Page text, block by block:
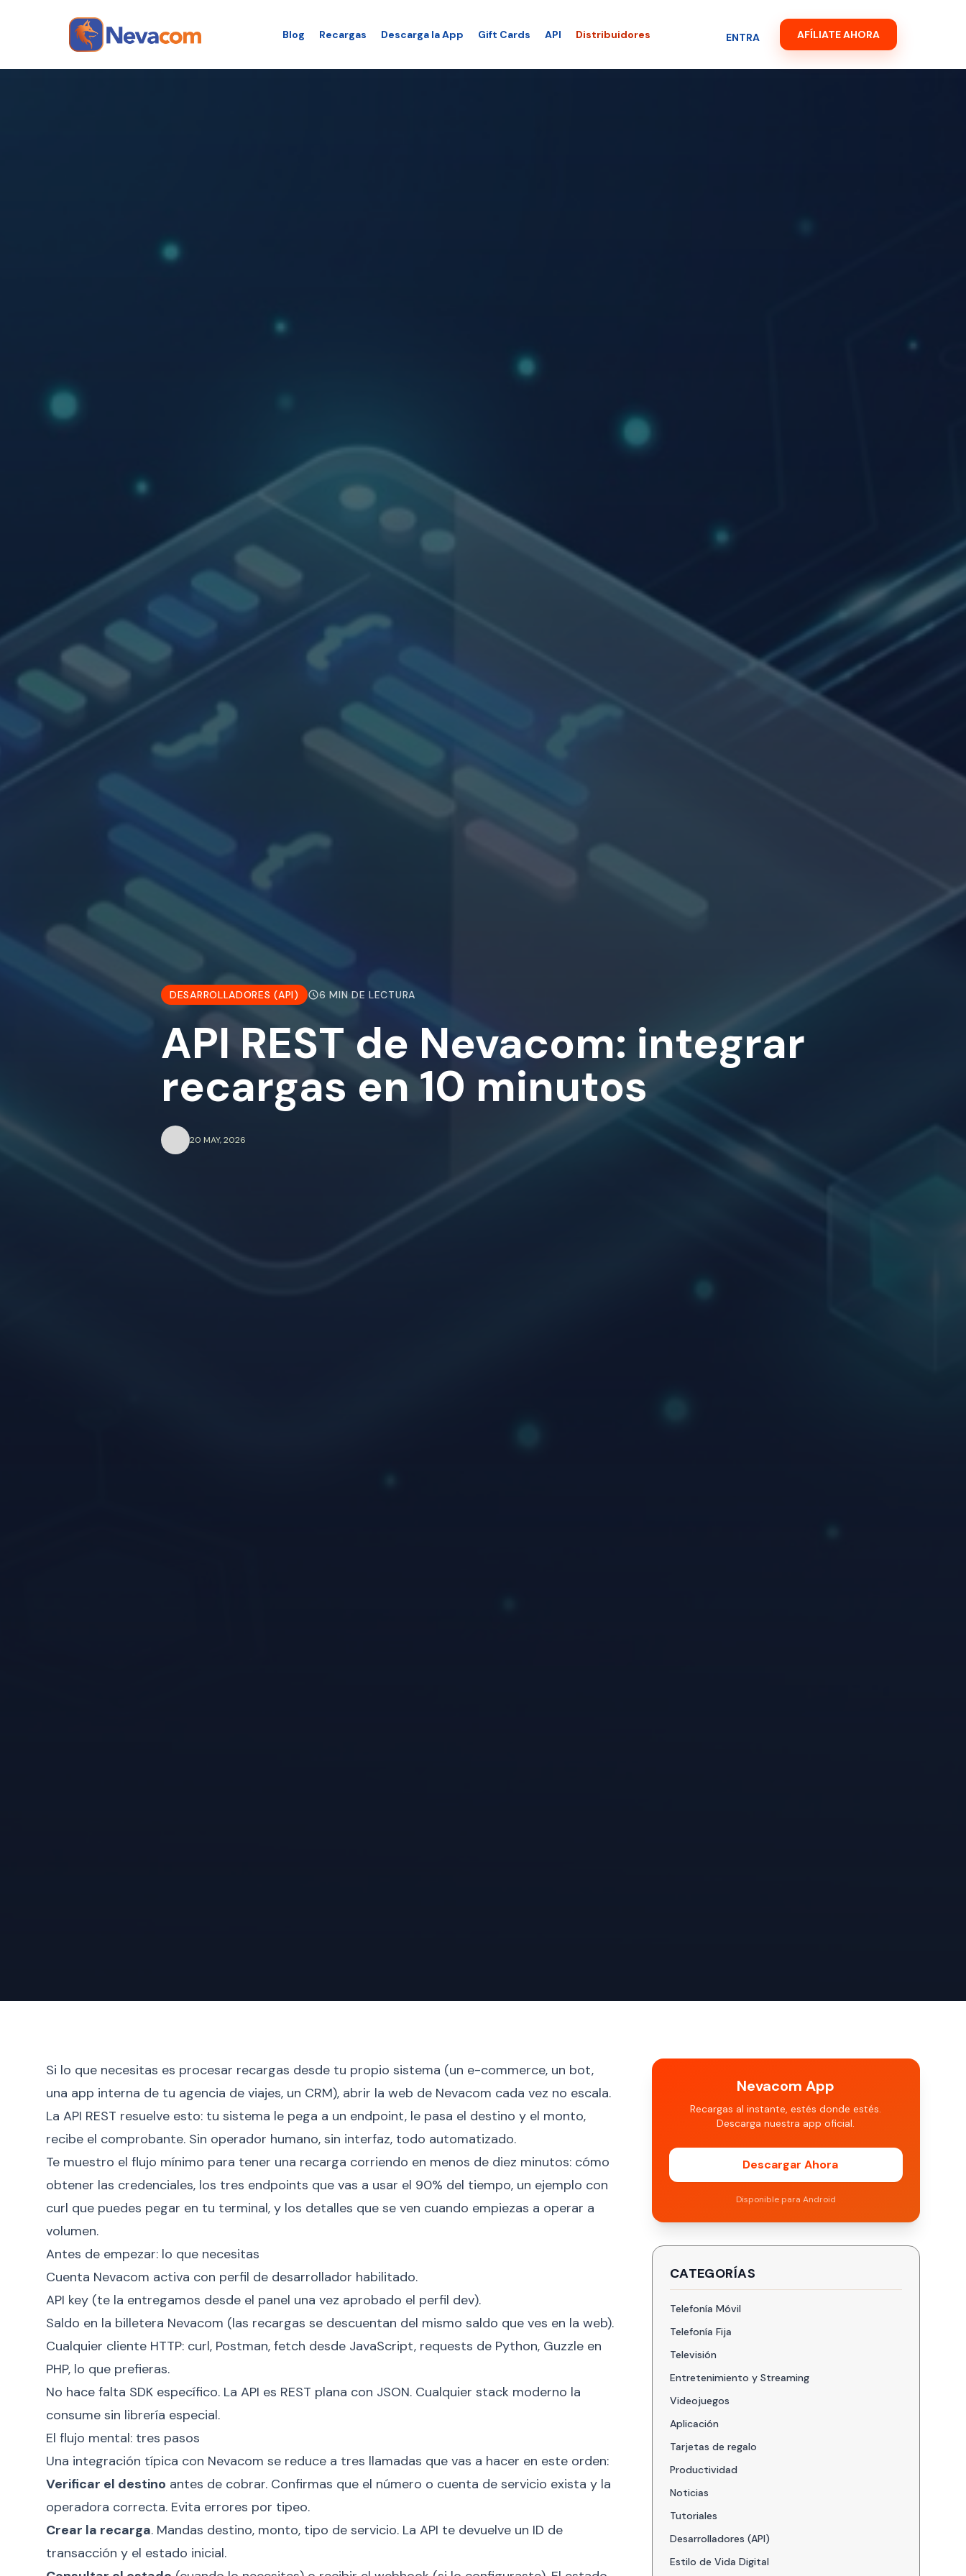
Blog Recargas Descarga la App Gift Cards API Distribuidores ENTRA AFÍLIATE AHORA
DESARROLLADORES (API) 6 MIN DE LECTURA
API REST de Nevacom: integrar
recargas en 10 minutos
20 MAY, 2026
Si lo que necesitas es procesar recargas desde tu propio sistema (un e-commerce, un bot,
una app interna de tu agencia de viajes, un CRM), abrir la web de Nevacom cada vez no escala.
La API REST resuelve esto: tu sistema le pega a un endpoint, le pasa el destino y el monto,
recibe el comprobante. Sin operador humano, sin interfaz, todo automatizado.
Te muestro el flujo mínimo para tener una recarga corriendo en menos de diez minutos: cómo
obtener las credenciales, los tres endpoints que vas a usar el 90% del tiempo, un ejemplo con
curl que puedes pegar en tu terminal, y los detalles que se ven cuando empiezas a operar a
volumen.
Antes de empezar: lo que necesitas
Cuenta Nevacom activa con perfil de desarrollador habilitado.
API key (te la entregamos desde el panel una vez aprobado el perfil dev).
Saldo en la billetera Nevacom (las recargas se descuentan del mismo saldo que ves en la web).
Cualquier cliente HTTP: curl, Postman, fetch desde JavaScript, requests de Python, Guzzle en
PHP, lo que prefieras.
No hace falta SDK específico. La API es REST plana con JSON. Cualquier stack moderno la
consume sin librería especial.
El flujo mental: tres pasos
Una integración típica con Nevacom se reduce a tres llamadas que vas a hacer en este orden:
Verificar el destino antes de cobrar. Confirmas que el número o cuenta de servicio exista y la
operadora correcta. Evita errores por tipeo.
Crear la recarga. Mandas destino, monto, tipo de servicio. La API te devuelve un ID de
transacción y el estado inicial.
Nevacom App
Recargas al instante, estés donde estés.
Descarga nuestra app oficial.
Descargar Ahora
Disponible para Android
CATEGORÍAS
Telefonía Móvil
Telefonía Fija
Televisión
Entretenimiento y Streaming
Videojuegos
Aplicación
Tarjetas de regalo
Productividad
Noticias
Tutoriales
Desarrolladores (API)
Estilo de Vida Digital